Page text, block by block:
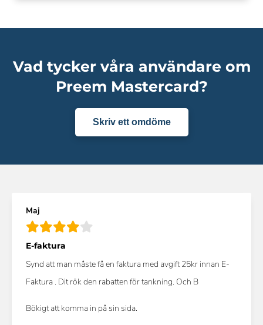
Vad tycker våra användare om
Preem Mastercard?
Skriv ett omdöme
Maj
E-faktura
Synd att man måste få en faktura med avgift 25kr innan E-
Faktura . Dit rök den rabatten för tankning. Och B
Bökigt att komma in på sin sida.